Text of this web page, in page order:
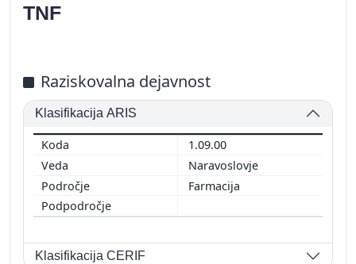
TNF
Raziskovalna dejavnost
Klasifikacija ARIS
1.09.00
Naravoslovje
Farmacija
Klasifikacija CERIF